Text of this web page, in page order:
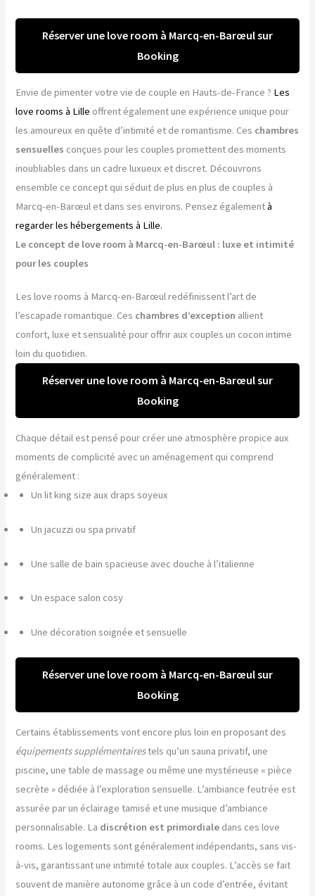
Réserver une love room à Marcq-en-Barœul sur
Booking
Envie de pimenter votre vie de couple en Hauts-de-France ? Les
love rooms à Lille offrent également une expérience unique pour
les amoureux en quête d’intimité et de romantisme. Ces chambres
sensuelles conçues pour les couples promettent des moments
inoubliables dans un cadre luxueux et discret. Découvrons
ensemble ce concept qui séduit de plus en plus de couples à
Marcq-en-Barœul et dans ses environs. Pensez égalementà
regarder les hébergements à Lille.
Le concept de love room à Marcq-en-Barœul : luxe et intimité
pour les couples
Les love rooms à Marcq-en-Barœul redéfinissent l’art de
l’escapade romantique. Ces chambres d’exception allient
confort, luxe et sensualité pour offrir aux couples un cocon intime
loin du quotidien.
Réserver une love room à Marcq-en-Barœul sur
Booking
Chaque détail est pensé pour créer une atmosphère propice aux
moments de complicité avec un aménagement qui comprend
généralement :
Un lit king size aux draps soyeux
Un jacuzzi ou spa privatif
Une salle de bain spacieuse avec douche à l’italienne
Un espace salon cosy
Une décoration soignée et sensuelle
Réserver une love room à Marcq-en-Barœul sur
Booking
Certains établissements vont encore plus loin en proposant des
équipements supplémentairestels qu’un sauna privatif, une
piscine, une table de massage ou même une mystérieuse « pièce
secrète » dédiée à l’exploration sensuelle. L’ambiance feutrée est
assurée par un éclairage tamisé et une musique d’ambiance
personnalisable. La discrétion est primordiale dans ces love
rooms. Les logements sont généralement indépendants, sans vis-
à-vis, garantissant une intimité totale aux couples. L’accès se fait
souvent de manière autonome grâce à un code d’entrée, évitant